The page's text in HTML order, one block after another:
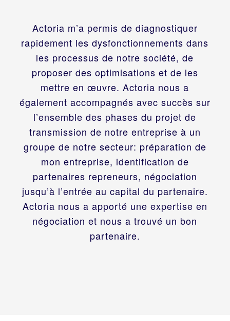
Actoria m’a permis de diagnostiquer
rapidement les dysfonctionnements dans
les processus de notre société, de
proposer des optimisations et de les
mettre en œuvre. Actoria nous a
également accompagnés avec succès sur
l’ensemble des phases du projet de
transmission de notre entreprise à un
groupe de notre secteur: préparation de
mon entreprise, identification de
partenaires repreneurs, négociation
jusqu’à l’entrée au capital du partenaire.
Actoria nous a apporté une expertise en
négociation et nous a trouvé un bon
partenaire.